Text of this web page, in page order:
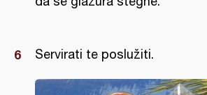
Servirati te poslužiti.